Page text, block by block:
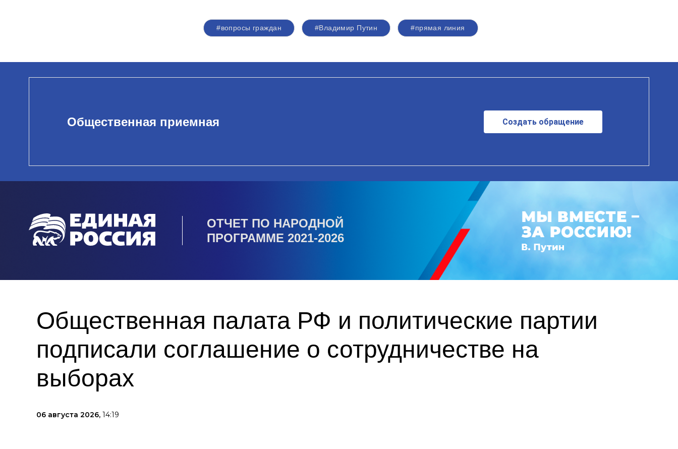
#вопросы граждан #Владимир Путин #прямая линия
Общественная приемная Создать обращение
ОТЧЕТ ПО НАРОДНОЙ
ПРОГРАММЕ 2021-2026
Общественная палата РФ и политические партии
подписали соглашение о сотрудничестве на
выборах
06 августа 2026, 14:19